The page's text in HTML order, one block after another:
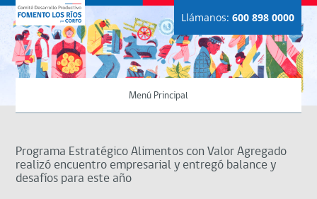
Llámanos: 600 898 0000
Menú Principal
Programa Estratégico Alimentos con Valor Agregado
realizó encuentro empresarial y entregó balance y
desafíos para este año